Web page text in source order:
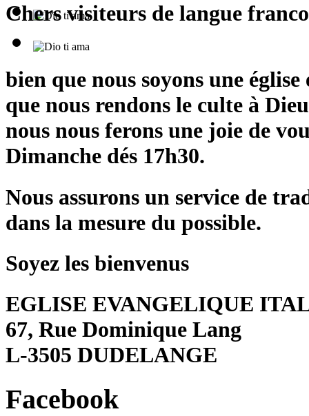
Chers visiteurs de langue
bien que nous soyons une
que nous rendons le culte à
nous nous ferons une joie de
Dimanche dés 17h30.
Nous assurons un service de
dans la mesure du possible.
Soyez les bienvenus
EGLISE EVANGELIQUE
67, Rue Dominique Lang
L-3505 DUDELANGE
Facebook